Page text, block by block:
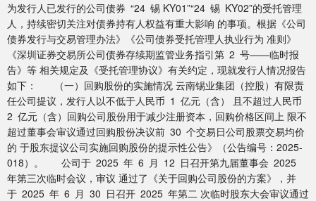
为发行人已发行的公司债券 “24 锡 KY01”“24 锡 KY02”的受托管理
人，持续密切关注对债券持有人权益有重大影响 的事项。根据《公司
债券发行与交易管理办法》《公司债券受托管理人执业行为 准则》
《深圳证券交易所公司债券存续期监管业务指引第 2 号——临时报
告》等 相关规定及《受托管理协议》有关约定，现就发行人情况报告
如下： （一）回购股份的实施情况 云南锡业集团（控股）有限责
任公司提议，发行人以不低于人民币 1 亿元（含） 且不超过人民币
2 亿元（含）回购公司股份用于减少注册资本，回购价格区间上 限不
超过董事会审议通过回购股份决议前 30 个交易日公司股票交易均价
的 于股东提议公司实施回购股份的提示性公告》（公告编号：2025-
018）。 公司于 2025 年 6 月 12 日召开第九届董事会 2025
年第三次临时会议，审议 通过了《关于回购公司股份的方案》，并
于 2025 年 6 月 30 日召开 2025 年第二 次临时股东大会审议通过